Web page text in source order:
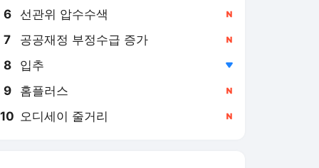
6 선관위 압수수색
7 공공재정 부정수급 증가
8 입추
9 홈플러스
10 오디세이 줄거리